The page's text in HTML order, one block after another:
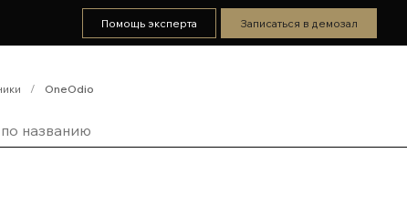
Помощь эксперта Записаться в демозал
/ OneOdio